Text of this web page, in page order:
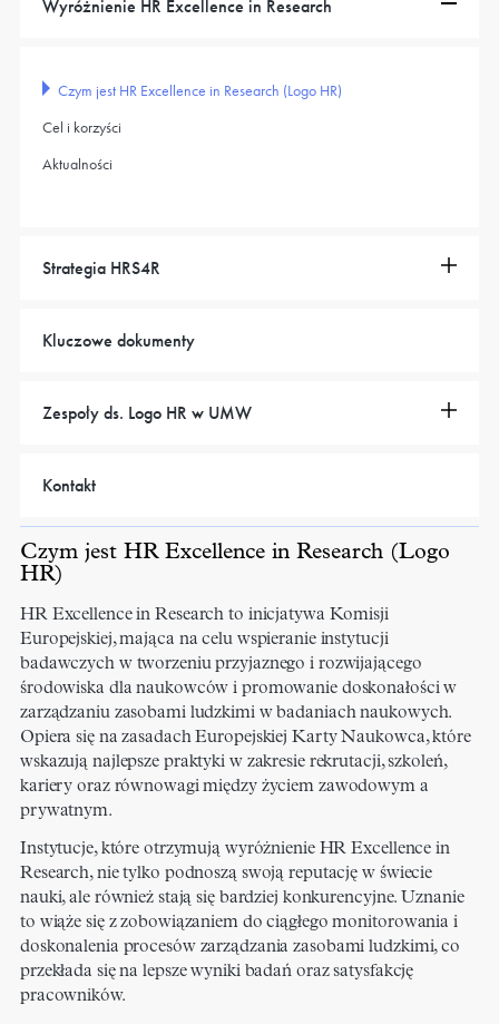
Wyróżnienie HR Excellence in Research
Czym jest HR Excellence in Research (Logo HR)
Cel i korzyści
Aktualności
Strategia HRS4R
Kluczowe dokumenty
Zespoły ds. Logo HR w UMW
Kontakt
Czym jest HR Excellence in Research (Logo
HR)
HR Excellence in Research to inicjatywa Komisji
Europejskiej, mająca na celu wspieranie instytucji
badawczych w tworzeniu przyjaznego i rozwijającego
środowiska dla naukowców i promowanie doskonałości w
zarządzaniu zasobami ludzkimi w badaniach naukowych.
Opiera się na zasadach Europejskiej Karty Naukowca, które
wskazują najlepsze praktyki w zakresie rekrutacji, szkoleń,
kariery oraz równowagi między życiem zawodowym a
prywatnym.
Instytucje, które otrzymują wyróżnienie HR Excellence in
Research, nie tylko podnoszą swoją reputację w świecie
nauki, ale również stają się bardziej konkurencyjne. Uznanie
to wiąże się z zobowiązaniem do ciągłego monitorowania i
doskonalenia procesów zarządzania zasobami ludzkimi, co
przekłada się na lepsze wyniki badań oraz satysfakcję
pracowników.